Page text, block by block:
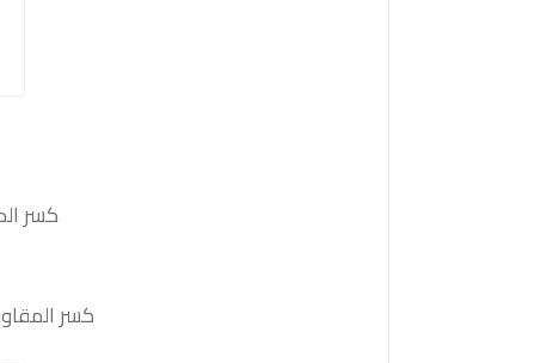
كسر الدعم 157.65 والثبات أدنى منه على الأقل بشمعة 4
كسر المقاومة 158.65 والثبات أعلى منها على الأقل بشمعة 4 ساعات ستدفع